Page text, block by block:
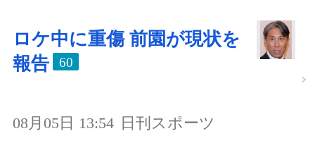
ロケ中に重傷 前園が現状を
報告
60
08月05日 13:54 日刊スポーツ